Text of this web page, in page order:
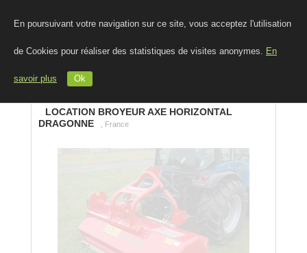
En poursuivant votre navigation sur ce site, vous acceptez l'utilisation
de Cookies pour réaliser des statistiques de visites anonymes. En
savoir plus Ok
LOCATION BROYEUR AXE HORIZONTAL
DRAGONNE
, France